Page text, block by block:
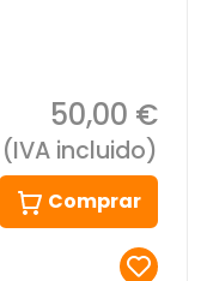
50,00 €
(IVA incluido)
Comprar